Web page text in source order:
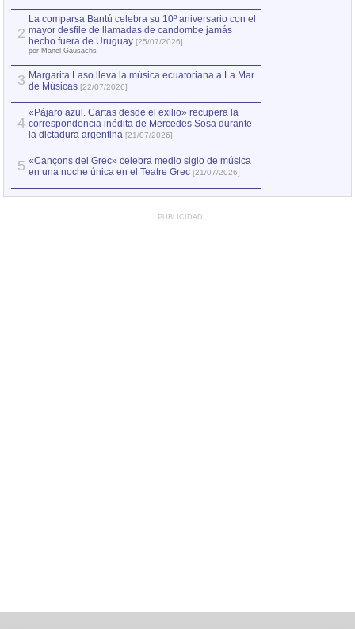
2
La comparsa Bantú celebra su 10º aniversario con el
mayor desfile de llamadas de candombe jamás
hecho fuera de Uruguay [25/07/2026]
por Manel Gausachs
3 Margarita Laso lleva la música ecuatoriana a La Mar
de Músicas [22/07/2026]
4
«Pájaro azul. Cartas desde el exilio» recupera la
correspondencia inédita de Mercedes Sosa durante
la dictadura argentina [21/07/2026]
5 «Cançons del Grec» celebra medio siglo de música
en una noche única en el Teatre Grec [21/07/2026]
PUBLICIDAD